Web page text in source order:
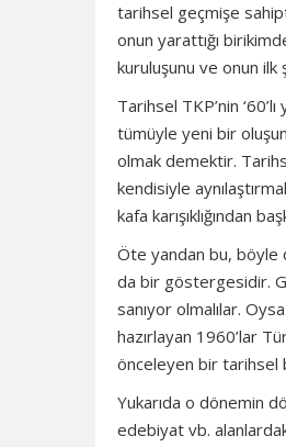
tarihsel geçmişe
onun yarattığı
kuruluşunu ve onun ilk
Tarihsel TKP’nin
tümüyle yeni bir
olmak demektir.
kendisiyle
kafa karışıklığından
Öte yandan bu, böyle
da bir göstergesidir.
sanıyor olmalılar.
hazırlayan 1960’lar
önceleyen bir tarihsel
Yukarıda o dönemin
edebiyat vb.